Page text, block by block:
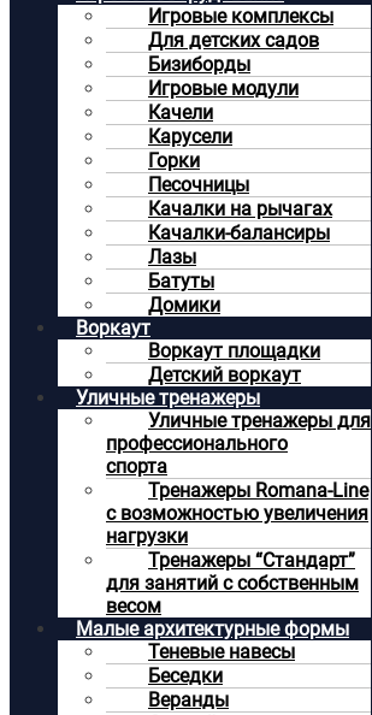
Игровые комплексы
Для детских садов
Бизиборды
Игровые модули
Качели
Карусели
Горки
Песочницы
Качалки на рычагах
Качалки-балансиры
Лазы
Батуты
Домики
Воркаут
Воркаут площадки
Детский воркаут
Уличные тренажеры
Уличные тренажеры для
профессионального
спорта
Тренажеры Romana-Line
с возможностью увеличения
нагрузки
Тренажеры “Стандарт”
для занятий с собственным
весом
Малые архитектурные формы
Теневые навесы
Беседки
Веранды